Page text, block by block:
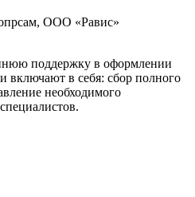
ООО «Равис»
поддержку в оформлении
в себя: сбор полного
необходимого